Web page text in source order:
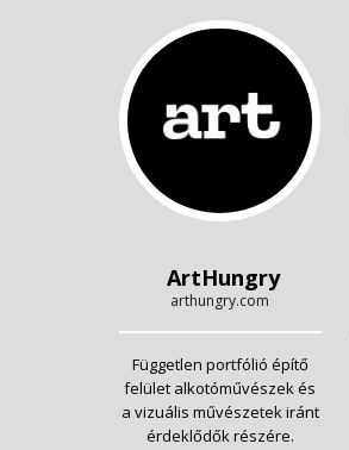
ArtHungry
arthungry.com
Független portfólió építő
felület alkotóművészek és
a vizuális művészetek iránt
érdeklődők részére.